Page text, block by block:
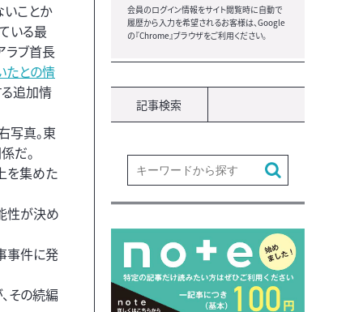
ことか
いる最
ラブ首長
たとの情
追加情
写真。東
だ。
を集めた
性が決め
事件に発
その続編
会員のログイン情報をサイト閲覧時に自動で
履歴から入力を希望されるお客様は、Google
の『Chrome』ブラウザをご利用ください。
記事検索